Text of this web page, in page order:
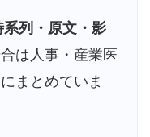
系列・原文・影
は人事・産業医
にまとめていま